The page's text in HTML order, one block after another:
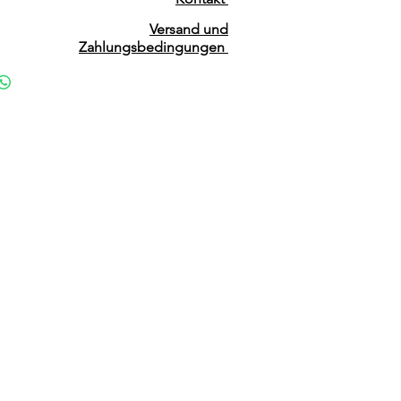
Versand und
Zahlungsbedingungen